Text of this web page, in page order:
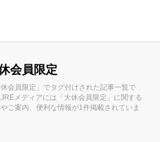
会員限定
休会員限定」でタグ付けされた記事一覧で
メディアには「大休会員限定」に関する
ご案内、便利な情報が1件掲載されていま